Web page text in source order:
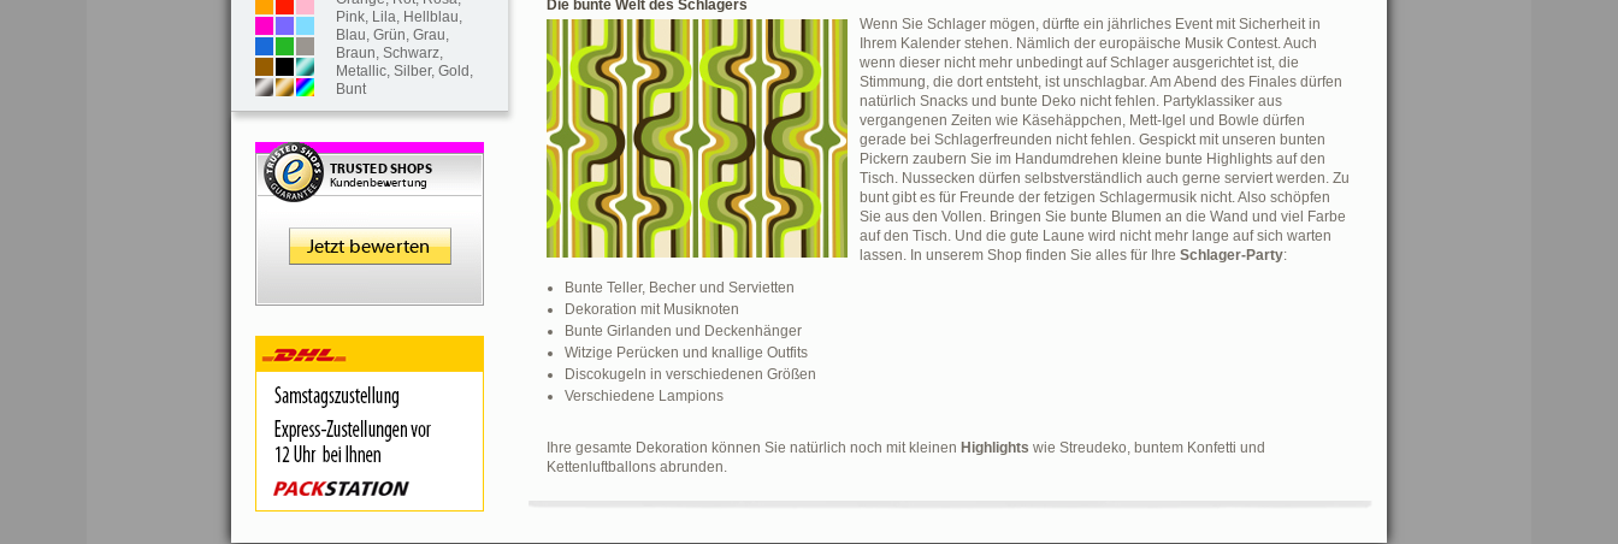
Die bunte Welt des Schlagers
Wenn Sie Schlager mögen, dürfte ein jährliches Event mit Sicherheit in
Ihrem Kalender stehen. Nämlich der europäische Musik Contest. Auch
wenn dieser nicht mehr unbedingt auf Schlager ausgerichtet ist, die
Stimmung, die dort entsteht, ist unschlagbar. Am Abend des Finales dürfen
natürlich Snacks und bunte Deko nicht fehlen. Partyklassiker aus
vergangenen Zeiten wie Käsehäppchen, Mett-Igel und Bowle dürfen
gerade bei Schlagerfreunden nicht fehlen. Gespickt mit unseren bunten
Pickern zaubern Sie im Handumdrehen kleine bunte Highlights auf den
Tisch. Nussecken dürfen selbstverständlich auch gerne serviert werden. Zu
bunt gibt es für Freunde der fetzigen Schlagermusik nicht. Also schöpfen
Sie aus den Vollen. Bringen Sie bunte Blumen an die Wand und viel Farbe
auf den Tisch. Und die gute Laune wird nicht mehr lange auf sich warten
lassen. In unserem Shop finden Sie alles für Ihre Schlager-Party:
Bunte Teller, Becher und Servietten
Dekoration mit Musiknoten
Bunte Girlanden und Deckenhänger
Witzige Perücken und knallige Outfits
Discokugeln in verschiedenen Größen
Verschiedene Lampions
Ihre gesamte Dekoration können Sie natürlich noch mit kleinen Highlights wie Streudeko, buntem Konfetti und
Kettenluftballons abrunden.
Pink, Lila, Hellblau,
Blau, Grün, Grau,
Braun, Schwarz,
Metallic, Silber, Gold ,
Bunt